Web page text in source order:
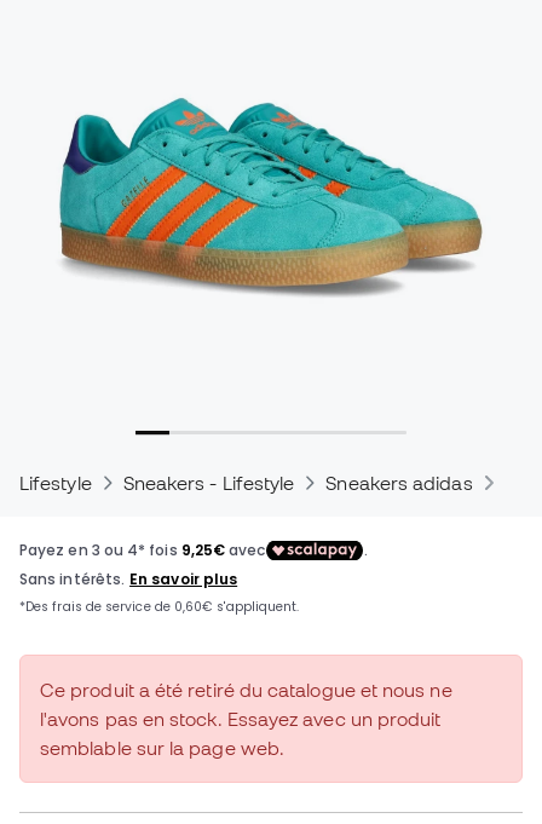
Lifestyle Sneakers - Lifestyle Sneakers adidas
Ce produit a été retiré du catalogue et nous ne
l'avons pas en stock. Essayez avec un produit
semblable sur la page web.